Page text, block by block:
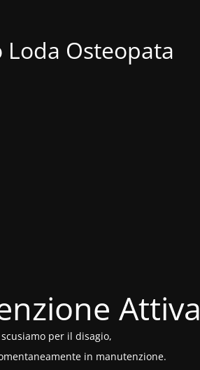
Osteopata
Attiva
scusiamo per il disagio,
in manutenzione.